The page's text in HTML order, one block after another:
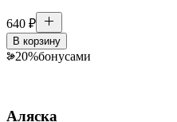
640 ₽
В корзину
20%бонусами
Аляска